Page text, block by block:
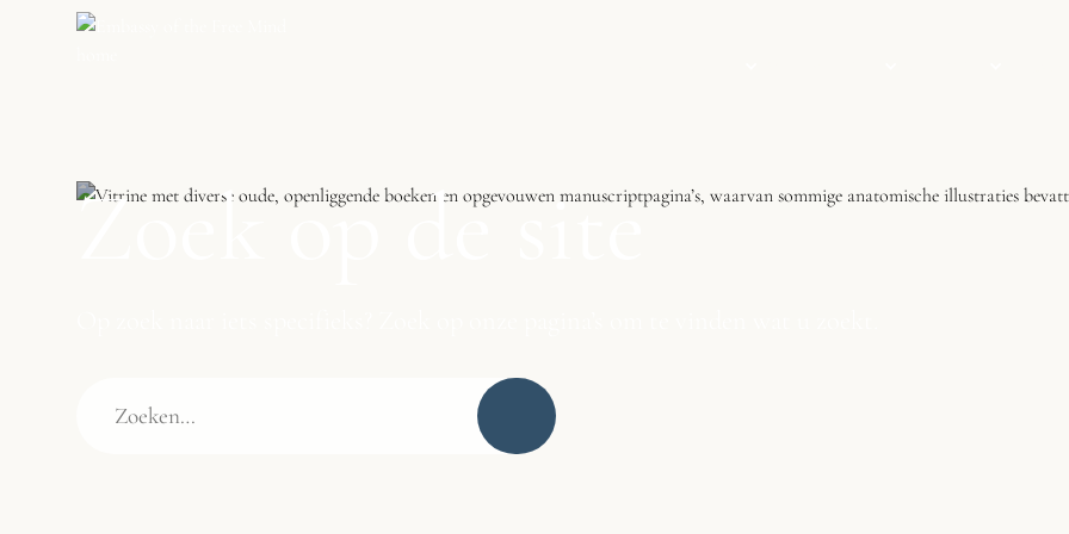
Zoek op de site